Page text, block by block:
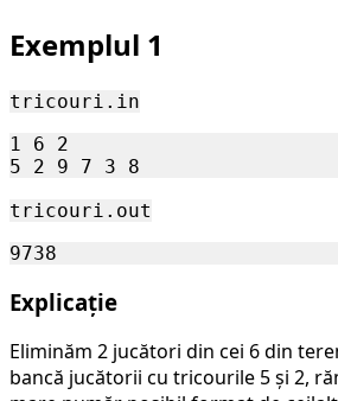
Exemplul 1
tricouri.in
1 6 2
tricouri.out
Explicație
Eliminăm 2 jucători din cei 6 din
bancă jucătorii cu tricourile 5 și 2,